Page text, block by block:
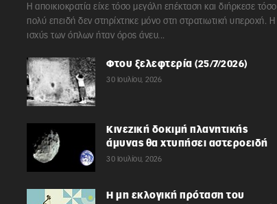
Η αποικιοκρατία είχε τόσο μεγάλη επέκταση και διήρκεσε τόσο
πολύ επειδή δεν στηρίχτηκε μόνο στη στρατιωτική υπεροχή. Η
ισχύς των όπλων ήταν όρος άνευ...
Φτου ξελεφτερία (25/7/2026)
30 Ιουλίου, 2026
Κινεζική δοκιμή πλανητικής
άμυνας θα χτυπήσει αστεροειδή
30 Ιουλίου, 2026
Η μη εκλογική πρόταση του